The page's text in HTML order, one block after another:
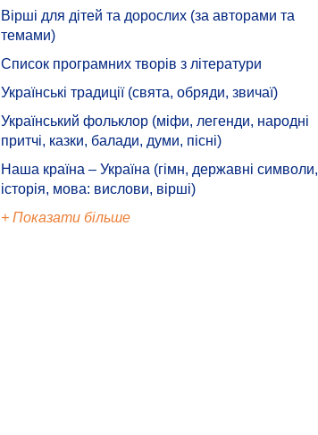
Вірші для дітей та дорослих (за авторами та
темами)
Список програмних творів з літератури
Українські традиції (свята, обряди, звичаї)
Український фольклор (міфи, легенди, народні
притчі, казки, балади, думи, пісні)
Наша країна – Україна (гімн, державні символи,
історія, мова: вислови, вірші)
+ Показати більше